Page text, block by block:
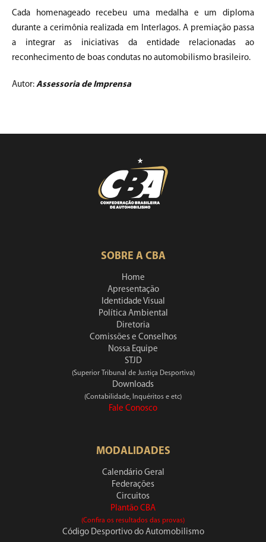
Cada homenageado recebeu uma medalha e um diploma
durante a cerimônia realizada em Interlagos. A premiação passa
a integrar as iniciativas da entidade relacionadas ao
reconhecimento de boas condutas no automobilismo brasileiro.
Autor: Assessoria de Imprensa
SOBRE A CBA
Home
Apresentação
Identidade Visual
Política Ambiental
Diretoria
Comissões e Conselhos
Nossa Equipe
STJD
(Superior Tribunal de Justiça Desportiva)
Downloads
(Contabilidade, Inquéritos e etc)
Fale Conosco
MODALIDADES
Calendário Geral
Federações
Circuitos
Plantão CBA
(Confira os resultados das provas)
Código Desportivo do Automobilismo